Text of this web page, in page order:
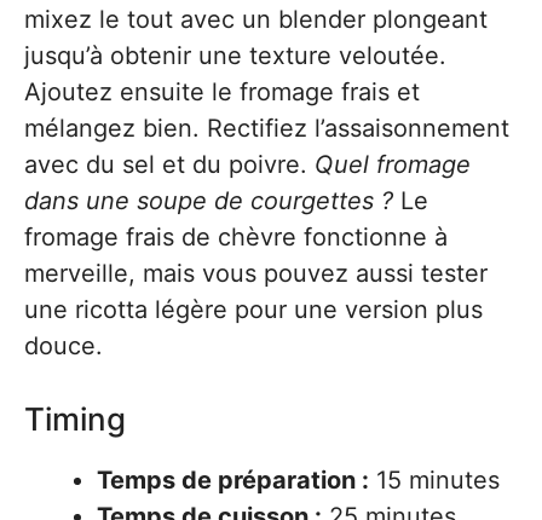
mixez le tout avec un blender plongeant
jusqu’à obtenir une texture veloutée.
Ajoutez ensuite le fromage frais et
mélangez bien. Rectifiez l’assaisonnement
avec du sel et du poivre. Quel fromage
dans une soupe de courgettes ? Le
fromage frais de chèvre fonctionne à
merveille, mais vous pouvez aussi tester
une ricotta légère pour une version plus
douce.
Timing
Temps de préparation : 15 minutes